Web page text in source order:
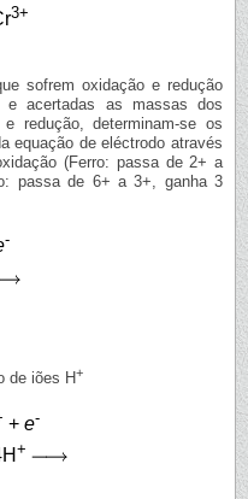
3+
sofrem oxidação e redução
e acertadas as massas dos
redução, determinam-se os
equação de eléctrodo através
(Ferro: passa de 2+ a
passa de 6+ a 3+, ganha 3
-
de iões H+
+ e-
+